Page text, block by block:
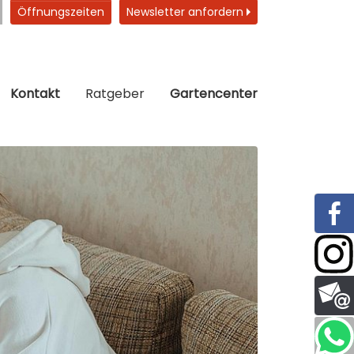
Öffnungszeiten Newsletter anfordern
Kontakt Ratgeber Gartencenter